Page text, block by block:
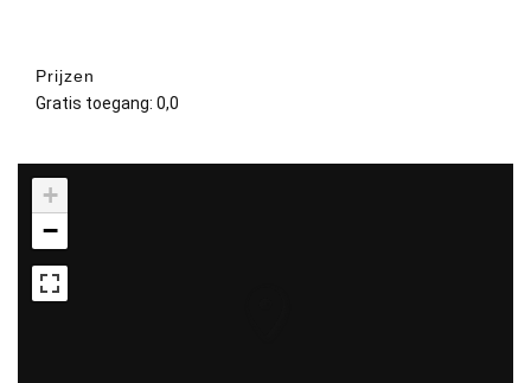
Prijzen
Gratis toegang: 0,0
+
−